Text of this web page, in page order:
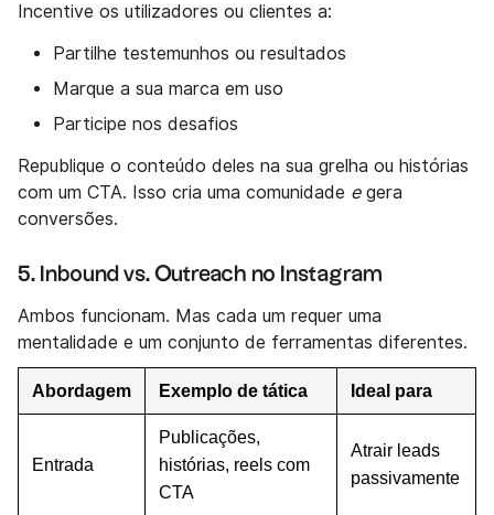
Incentive os utilizadores ou clientes a:
Partilhe testemunhos ou resultados
Marque a sua marca em uso
Participe nos desafios
Republique o conteúdo deles na sua grelha ou histórias
com um CTA. Isso cria uma comunidade egera
conversões.
5. Inbound vs. Outreach no Instagram
Ambos funcionam. Mas cada um requer uma
mentalidade e um conjunto de ferramentas diferentes.
Abordagem Exemplo de tática Ideal para
Entrada
Publicações,
histórias, reels com
CTA
Atrair leads
passivamente